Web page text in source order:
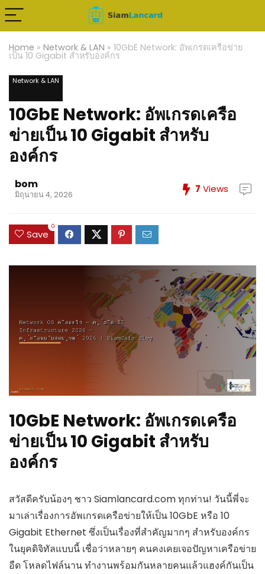
Home » Network & LAN » 10GbE Network: อัพเกรดเครือข่าย
เป็น 10 Gigabit สำหรับองค์กร
Network & LAN
10GbE Network: อัพเกรดเครือ
ข่ายเป็น 10 Gigabit สำหรับ
องค์กร
bom
มิถุนายน 4, 2026 7 Views
Save
0
10GbE Network: อัพเกรดเครือ
ข่ายเป็น 10 Gigabit สำหรับ
องค์กร
สวัสดีครับน้องๆ ชาว Siamlancard.com ทุกท่าน! วันนี้พี่จะ
มาเล่าเรื่องการอัพเกรดเครือข่ายให้เป็น 10GbE หรือ 10
Gigabit Ethernet ซึ่งเป็นเรื่องที่สำคัญมากๆ สำหรับองค์กร
ในยุคดิจิทัลแบบนี้ เชื่อว่าหลายๆ คนคงเคยเจอปัญหาเครือข่าย
อืด โหลดไฟล์นาน ทำงานพร้อมกันหลายคนแล้วแฮงค์กันเป็น